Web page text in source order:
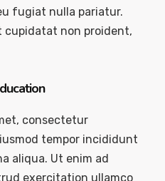
fugiat nulla pariatur.
cupidatat non proident,
consectetur
tempor incididunt
aliqua. Ut enim ad
exercitation ullamco